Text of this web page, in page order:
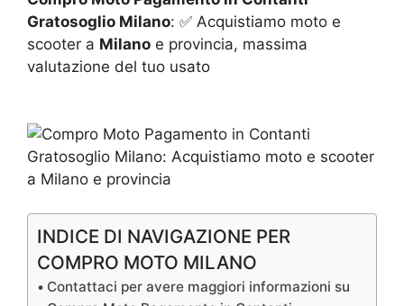
Gratosoglio Milano: ✅ Acquistiamo moto e
scooter a Milano e provincia, massima
valutazione del tuo usato
INDICE DI NAVIGAZIONE PER
COMPRO MOTO MILANO
Contattaci per avere maggiori informazioni su